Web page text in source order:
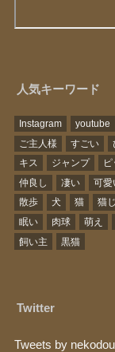
人気キーワード
Instagram youtube
ご主人様
すごい
キス
ジャンプ
仲良し
凄い 可愛
散歩
犬 猫 猫
眠い
肉球 萌え
飼い主
黒猫
Twitter
Tweets by